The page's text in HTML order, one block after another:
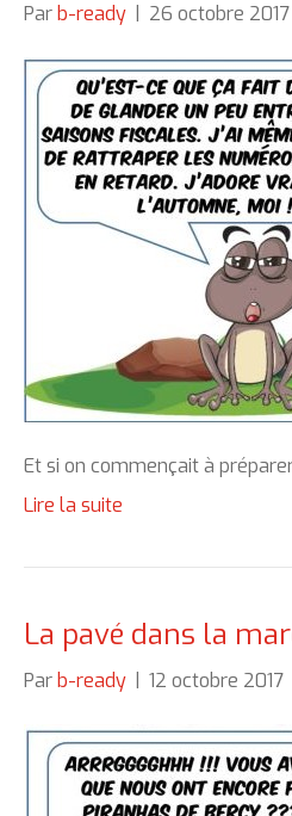
Par b-ready 26 octobre 2017
Et si on commençait à
Lire la suite
La pavé dans la
Par b-ready 12 octobre 2017